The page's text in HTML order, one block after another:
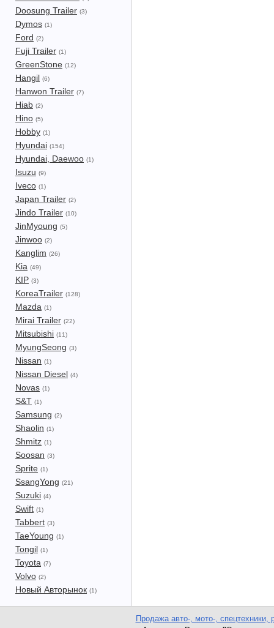
Doosung Trailer (3)
Dymos (1)
Ford (2)
Fuji Trailer (1)
GreenStone (12)
Hangil (6)
Hanwon Trailer (7)
Hiab (2)
Hino (5)
Hobby (1)
Hyundai (154)
Hyundai, Daewoo (1)
Isuzu (9)
Iveco (1)
Japan Trailer (2)
Jindo Trailer (10)
JinMyoung (5)
Jinwoo (2)
Kanglim (26)
Kia (49)
KIP (3)
KoreaTrailer (128)
Mazda (1)
Mirai Trailer (22)
Mitsubishi (11)
MyungSeong (3)
Nissan (1)
Nissan Diesel (4)
Novas (1)
S&T (1)
Samsung (2)
Shaolin (1)
Shmitz (1)
Soosan (3)
Sprite (1)
SsangYong (21)
Suzuki (4)
Swift (1)
Tabbert (3)
TaeYoung (1)
Tongil (1)
Toyota (7)
Volvo (2)
Новый Авторынок (1)
Продажа авто-, мото-, спецтехники,